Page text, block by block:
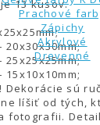
Prachové
Zápichy
Akrylové
Drevenné
13 kusov.
20x30x30mm;
25x25x25mm;
Dekorácie sú
líšiť od tých,
fotografii.